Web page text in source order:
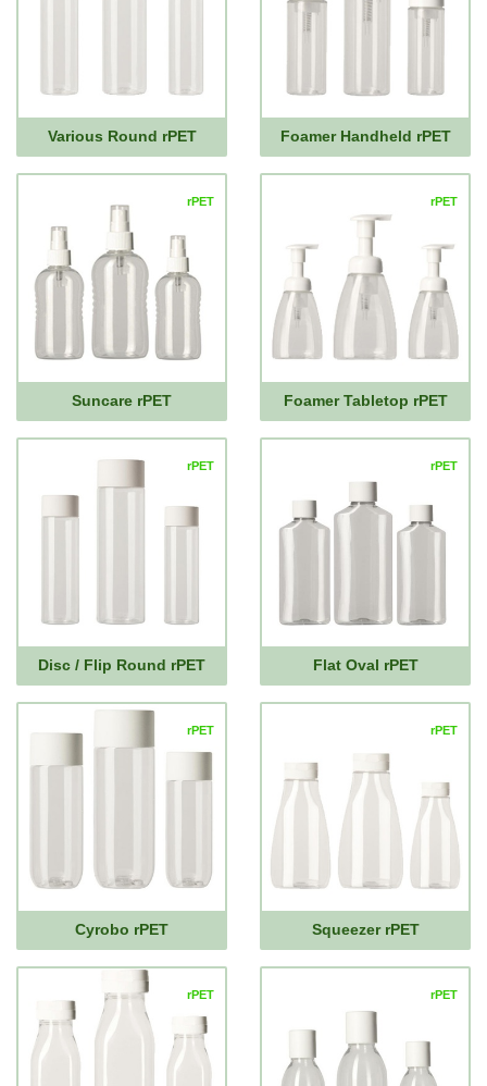
Various Round rPET Foamer Handheld rPET
rPET
Suncare rPET
rPET
Foamer Tabletop rPET
rPET
Disc / Flip Round rPET
rPET
Flat Oval rPET
rPET
Cyrobo rPET
rPET
Squeezer rPET
rPET rPET